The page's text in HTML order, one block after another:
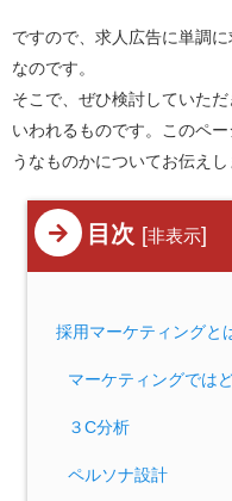
ですので、求人広告に単調
なのです。
そこで、ぜひ検討していた
いわれるものです。このペ
うなものかについてお伝えし
目次 [非表示]
採用マーケティングと
マーケティングでは
３C分析
ペルソナ設計